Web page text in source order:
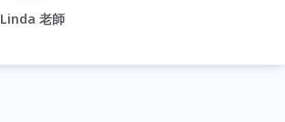
Linda 老師